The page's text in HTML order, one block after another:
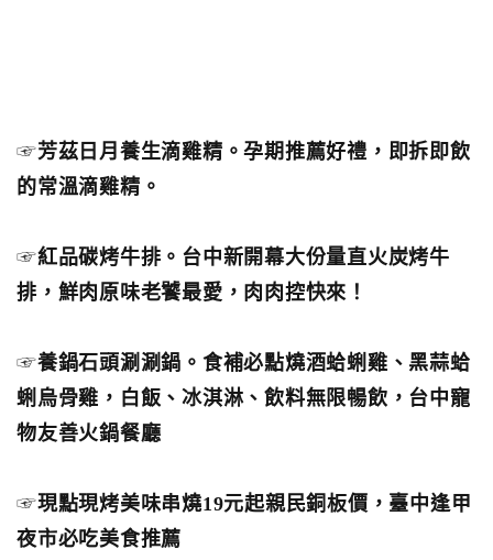
☞芳茲日月養生滴雞精。孕期推薦好禮，即拆即飲
的常溫滴雞精。
☞紅品碳烤牛排。台中新開幕大份量直火炭烤牛
排，鮮肉原味老饕最愛，肉肉控快來！
☞養鍋石頭涮涮鍋。食補必點燒酒蛤蜊雞、黑蒜蛤
蜊烏骨雞，白飯、冰淇淋、飲料無限暢飲，台中寵
物友善火鍋餐廳
☞現點現烤美味串燒19元起親民銅板價，臺中逢甲
夜市必吃美食推薦